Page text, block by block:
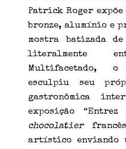
Patrick Roger expõe
bronze, alumínio e
mostra batizada de
literalmente
Multifacetado,
esculpiu seu
gastronômica
exposição
chocolatier
artístico enviando